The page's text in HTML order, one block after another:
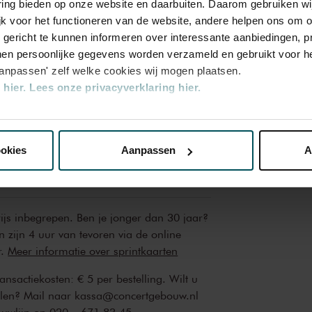
bieden op onze website en daarbuiten. Daarom gebruiken
voor het functioneren van de website, andere helpen ons om
te kunnen informeren over interessante aanbiedingen,
persoonlijke gegevens worden verzameld en gebruikt voor
zelf welke cookies wij mogen plaatsen.
hier. Lees onze privacyverklaring hier.
website kunt u uw toestemming op elk moment wijzigen of
die uw gegevens kunnen ontvangen en verwerken.
Aanpassen
39,50
inbegrepen. Ben je jonger dan 30 jaar?
zijn 4 uur van tevoren via de online
Meer informatie over sprintkaarten
€ 5 per bestelling. Wilt u
Mail naar kassa@concertgebouw.nl